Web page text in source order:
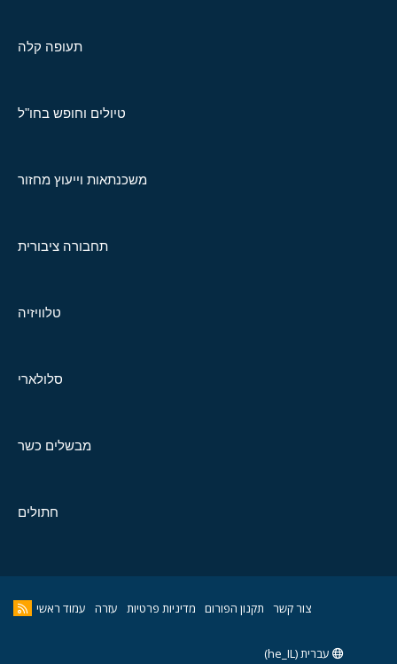
תעופה קלה
טיולים וחופש בחו"ל
משכנתאות וייעוץ מחזור
תחבורה ציבורית
טלוויזיה
סלולארי
מבשלים כשר
חתולים
צור קשר תקנון הפורום מדיניות פרטיות עזרה עמוד ראשי
עברית (he_IL)